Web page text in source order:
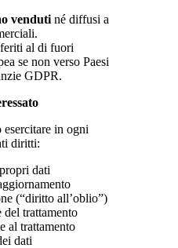
venduti né diffusi a
al di fuori
se non verso Paesi
GDPR.
in ogni
diritti:
dati
(“diritto all’oblio”)
trattamento
al trattamento
dati